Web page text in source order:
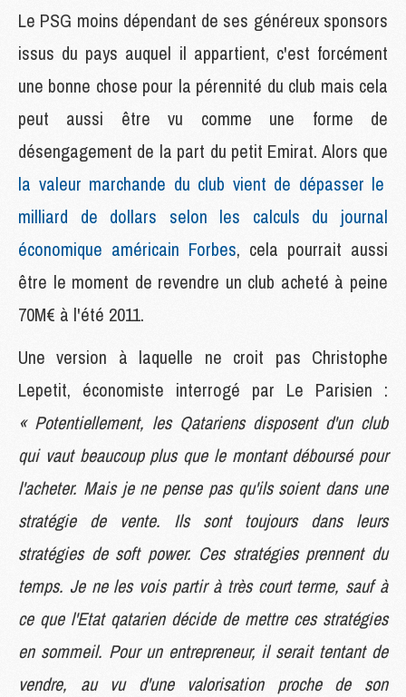
Le PSG moins dépendant de ses généreux sponsors
issus du pays auquel il appartient, c'est forcément
une bonne chose pour la pérennité du club mais cela
peut aussi être vu comme une forme de
désengagement de la part du petit Emirat. Alors que
la valeur marchande du club vient de dépasser le
milliard de dollars selon les calculs du journal
économique américain Forbes, cela pourrait aussi
être le moment de revendre un club acheté à peine
70M€ à l'été 2011.
Une version à laquelle ne croit pas Christophe
Lepetit, économiste interrogé par Le Parisien :
« Potentiellement, les Qatariens disposent d'un club
qui vaut beaucoup plus que le montant déboursé pour
l'acheter. Mais je ne pense pas qu'ils soient dans une
stratégie de vente. Ils sont toujours dans leurs
stratégies de soft power. Ces stratégies prennent du
temps. Je ne les vois partir à très court terme, sauf à
ce que l'Etat qatarien décide de mettre ces stratégies
en sommeil. Pour un entrepreneur, il serait tentant de
vendre, au vu d'une valorisation proche de son